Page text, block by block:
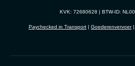
KVK: 72680628 | BTW-ID:
Paychecked in Transport | Goederenvervoer|